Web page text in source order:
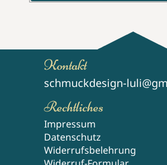
Kontakt
schmuckdesign-
Rechtliches
Impressum
Datenschutz
Widerrufsbelehrung